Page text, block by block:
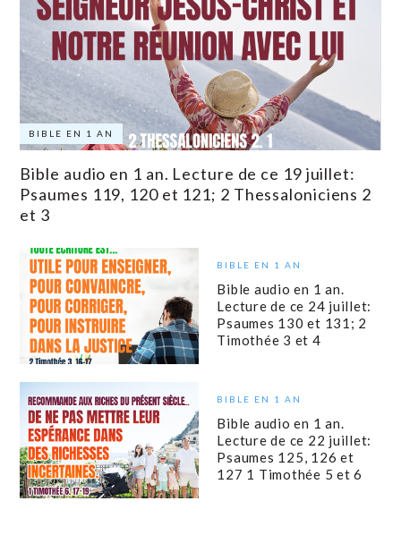
BIBLE EN 1 AN
Bible audio en 1 an. Lecture de ce 19 juillet:
Psaumes 119, 120 et 121; 2 Thessaloniciens 2
et 3
BIBLE EN 1 AN
Bible audio en 1 an.
Lecture de ce 24 juillet:
Psaumes 130 et 131; 2
Timothée 3 et 4
BIBLE EN 1 AN
Bible audio en 1 an.
Lecture de ce 22 juillet:
Psaumes 125, 126 et
127 1 Timothée 5 et 6